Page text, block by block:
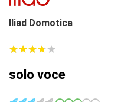
Iliad Domotica
★★★★★
★★★★★
solo voce